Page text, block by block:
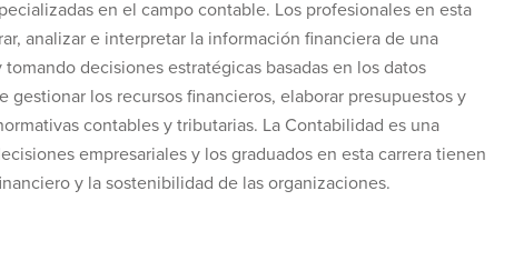
en el campo contable. Los profesionales en esta
analizar e interpretar la información financiera de una
decisiones estratégicas basadas en los datos
gestionar los recursos financieros, elaborar presupuestos y
contables y tributarias. La Contabilidad es una
empresariales y los graduados en esta carrera tienen
y la sostenibilidad de las organizaciones.